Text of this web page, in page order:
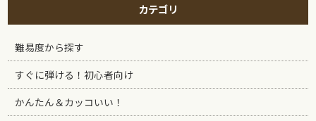
カテゴリ
難易度から探す
すぐに弾ける！初心者向け
かんたん＆カッコいい！